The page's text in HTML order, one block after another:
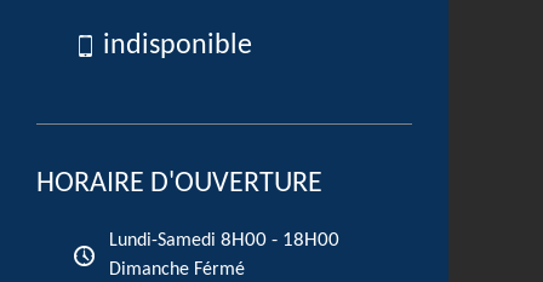
indisponible
HORAIRE D'OUVERTURE
Lundi-Samedi 8H00 - 18H00
Dimanche Férmé